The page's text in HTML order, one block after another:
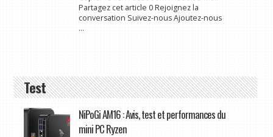
Partagez cet article 0 Rejoignez la
conversation Suivez-nous Ajoutez-nous
...
Test
NiPoGi AM16 : Avis, test et performances du
mini PC Ryzen